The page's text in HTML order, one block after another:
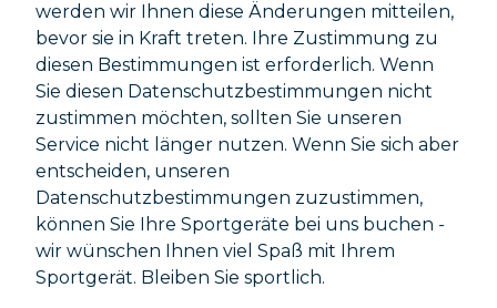
werden wir Ihnen diese Änderungen mitteilen,
bevor sie in Kraft treten. Ihre Zustimmung zu
diesen Bestimmungen ist erforderlich. Wenn
Sie diesen Datenschutzbestimmungen nicht
zustimmen möchten, sollten Sie unseren
Service nicht länger nutzen. Wenn Sie sich aber
entscheiden, unseren
Datenschutzbestimmungen zuzustimmen,
können Sie Ihre Sportgeräte bei uns buchen -
wir wünschen Ihnen viel Spaß mit Ihrem
Sportgerät. Bleiben Sie sportlich.